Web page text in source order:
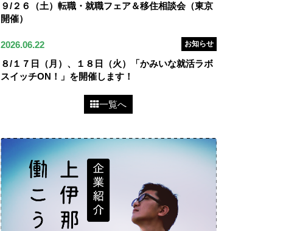
９/２６（土）転職・就職フェア＆移住相談会（東京
開催）
2026.06.22 お知らせ
８/１７日（月）、１８日（火）「かみいな就活ラボ
スイッチON！」を開催します！
一覧へ